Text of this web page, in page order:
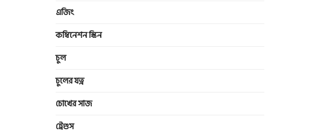
এজিং
কম্বিনেশন স্কিন
চুল
চুলের যত্ন
চোখের সাজ
ট্রেণ্ডস